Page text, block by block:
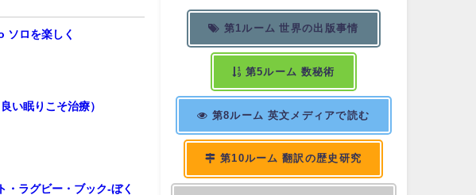
ソロを楽しく
い眠りこそ治療）
・ラグビー・ブック‐ぼく
第1ルーム 世界の出版事情
第5ルーム 数秘術
第8ルーム 英文メディアで読む
第10ルーム 翻訳の歴史研究